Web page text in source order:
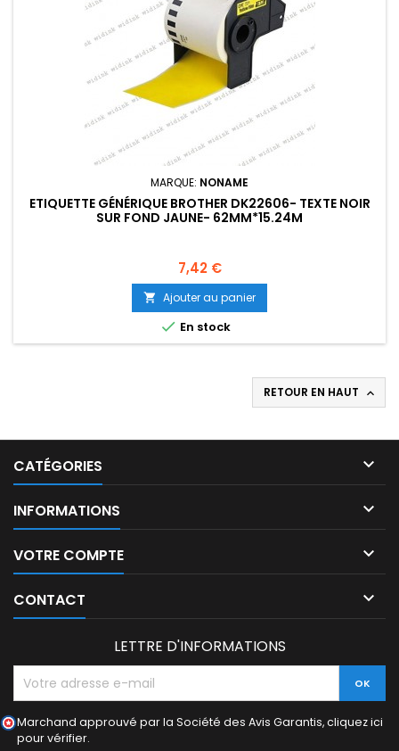
MARQUE: NONAME
ETIQUETTE GÉNÉRIQUE BROTHER DK22606- TEXTE NOIR
SUR FOND JAUNE- 62MM*15.24M
Prix
7,42 €
 Ajouter au panier
 En stock
RETOUR EN HAUT 
CATÉGORIES 
INFORMATIONS 
VOTRE COMPTE 
CONTACT 
LETTRE D'INFORMATIONS
Marchand approuvé par la Société des Avis Garantis,cliquez ici
pour vérifier.